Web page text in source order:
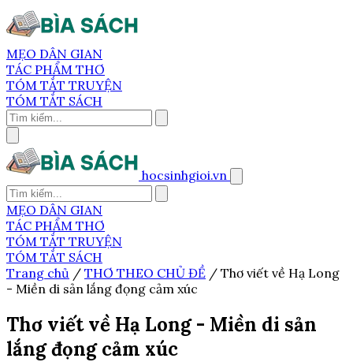
MẸO DÂN GIAN
TÁC PHẨM THƠ
TÓM TẮT TRUYỆN
TÓM TẮT SÁCH
hocsinhgioi.vn
MẸO DÂN GIAN
TÁC PHẨM THƠ
TÓM TẮT TRUYỆN
TÓM TẮT SÁCH
Trang chủ / THƠ THEO CHỦ ĐỀ / Thơ viết về Hạ Long
- Miền di sản lắng đọng cảm xúc
Thơ viết về Hạ Long - Miền di sản
lắng đọng cảm xúc